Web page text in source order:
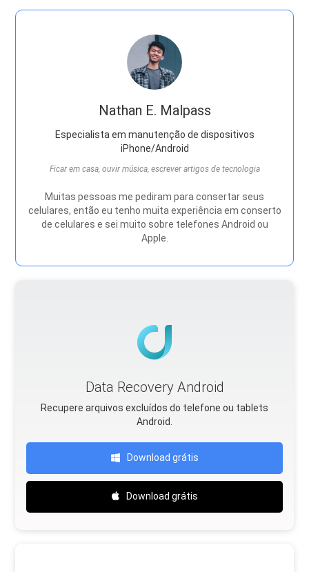
Nathan E. Malpass
Especialista em manutenção de dispositivos
iPhone/Android
Ficar em casa, ouvir música, escrever artigos de tecnologia
Muitas pessoas me pediram para consertar seus
celulares, então eu tenho muita experiência em conserto
de celulares e sei muito sobre telefones Android ou
Apple.
Data Recovery Android
Recupere arquivos excluídos do telefone ou tablets
Android.
Download grátis
Download grátis